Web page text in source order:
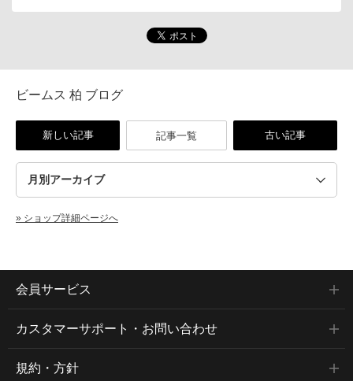
ビームス 柏 ブログ
新しい記事 記事一覧 古い記事
» ショップ詳細ページへ
会員サービス
カスタマーサポート・お問い合わせ
規約・方針